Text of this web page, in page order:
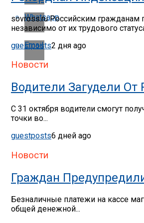
Whatsapp
Email
sovross.ru Российским гражданам
независимо от их трудового
guestposts2 дня ago
Новости
Водители Загудели
С 31 октября водители смогут
точки во...
guestposts6 дней ago
Новости
Граждан
Безналичные платежи на кассе
общей денежной...